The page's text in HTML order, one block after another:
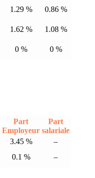
1.29 %
0.86 %
1.62 %
1.08 %
0 % 0 %
Part
Employeur
Part
salariale
3.45 %
–
0.1 % –